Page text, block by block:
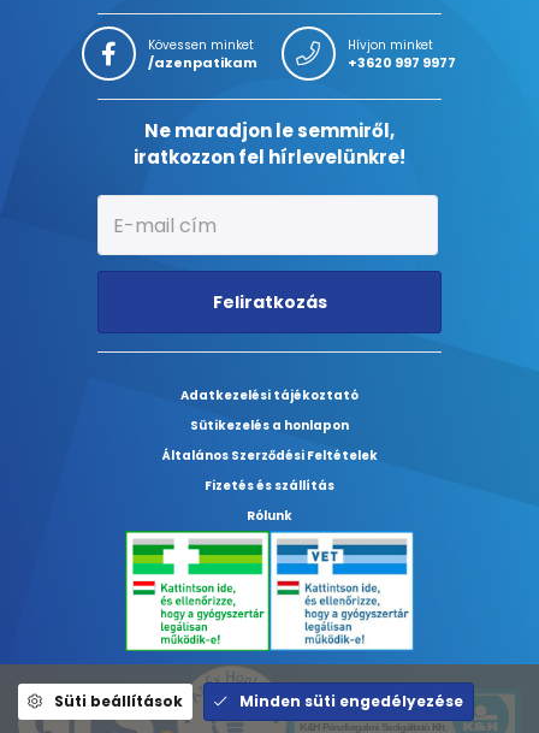
Kövessen minket
/azenpatikam
Hívjon minket
+3620 997 9977
Ne maradjon le semmiről,
iratkozzon fel hírlevelünkre!
Feliratkozás
Adatkezelési tájékoztató
Sütikezelés a honlapon
Általános Szerződési Feltételek
Fizetés és szállítás
Rólunk
Süti beállítások Minden süti engedélyezése